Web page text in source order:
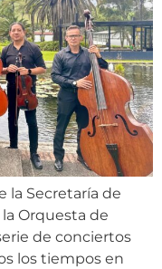
la Secretaría de
Orquesta de
de conciertos
los tiempos en